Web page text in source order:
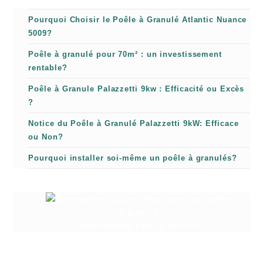
Pourquoi Choisir le Poêle à Granulé Atlantic Nuance
5009?
Poêle à granulé pour 70m² : un investissement
rentable?
Poêle à Granule Palazzetti 9kw : Efficacité ou Excès
?
Notice du Poêle à Granulé Palazzetti 9kW: Efficace
ou Non?
Pourquoi installer soi-même un poêle à granulés?